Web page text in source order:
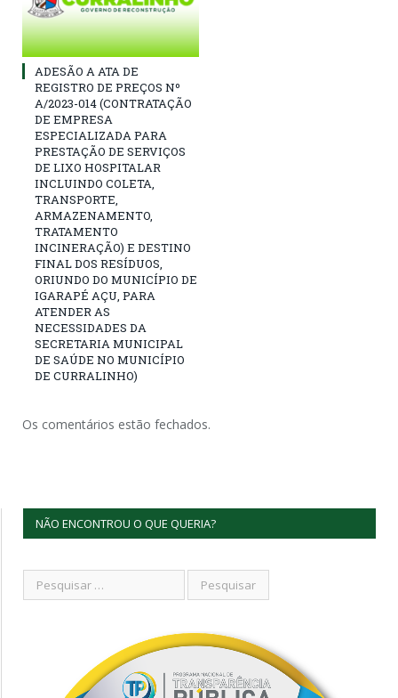
ADESÃO A ATA DE
REGISTRO DE PREÇOS Nº
A/2023-014 (CONTRATAÇÃO
DE EMPRESA
ESPECIALIZADA PARA
PRESTAÇÃO DE SERVIÇOS
DE LIXO HOSPITALAR
INCLUINDO COLETA,
TRANSPORTE,
ARMAZENAMENTO,
TRATAMENTO
INCINERAÇÃO) E DESTINO
FINAL DOS RESÍDUOS,
ORIUNDO DO MUNICÍPIO DE
IGARAPÉ AÇU, PARA
ATENDER AS
NECESSIDADES DA
SECRETARIA MUNICIPAL
DE SAÚDE NO MUNICÍPIO
DE CURRALINHO)
Os comentários estão fechados.
NÃO ENCONTROU O QUE QUERIA?